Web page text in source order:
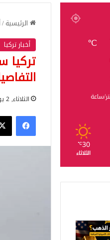
الرئيسية/
أخبار تركيا
الثلاثاء, 2 يوليو, 2019
℃
30
℃
الثلاثاء